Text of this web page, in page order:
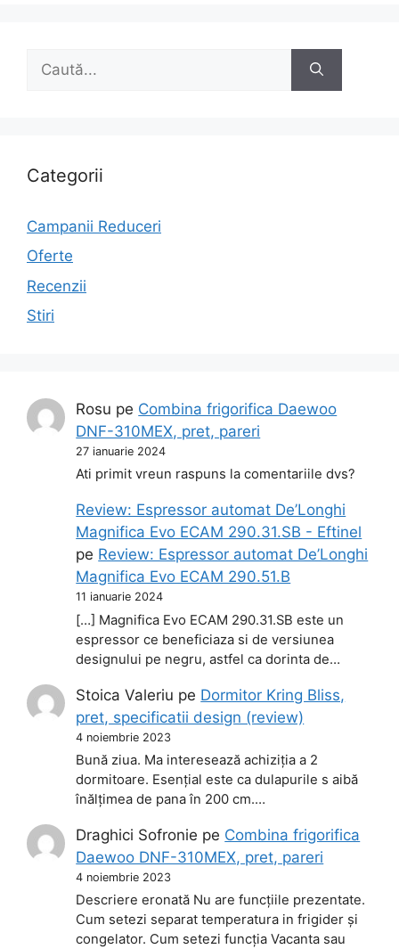
după:
Categorii
Campanii Reduceri
Oferte
Recenzii
Stiri
Rosu pe Combina frigorifica Daewoo
DNF-310MEX, pret, pareri
27 ianuarie 2024
Ati primit vreun raspuns la comentariile dvs?
Review: Espressor automat De’Longhi
Magnifica Evo ECAM 290.31.SB - Eftinel
pe Review: Espressor automat De’Longhi
Magnifica Evo ECAM 290.51.B
11 ianuarie 2024
[…] Magnifica Evo ECAM 290.31.SB este un
espressor ce beneficiaza si de versiunea
designului pe negru, astfel ca dorinta de…
Stoica Valeriu pe Dormitor Kring Bliss,
pret, specificatii design (review)
4 noiembrie 2023
Bună ziua. Ma interesează achiziția a 2
dormitoare. Esențial este ca dulapurile s aibă
înălțimea de pana în 200 cm.…
Draghici Sofronie pe Combina frigorifica
Daewoo DNF-310MEX, pret, pareri
4 noiembrie 2023
Descriere eronată Nu are funcțiile prezentate.
Cum setezi separat temperatura in frigider și
congelator. Cum setezi funcția Vacanta sau